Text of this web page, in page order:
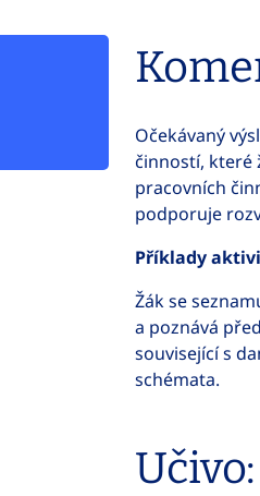
Očekávaný
činností, které
pracovních
podporuje
Příklady
Žák se
a poznává
související s
schémata.
Učivo: